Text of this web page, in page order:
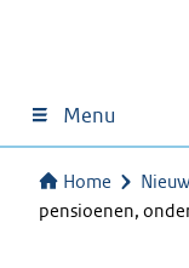
Menu
Home
pensioenen,